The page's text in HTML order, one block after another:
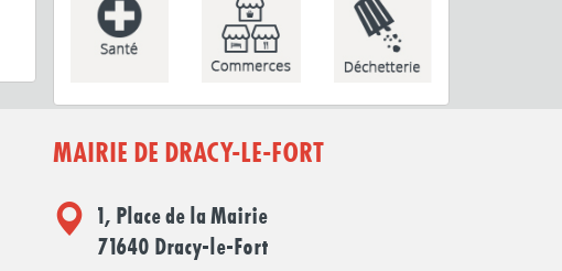
MAIRIE DE DRACY-LE-FORT
1, Place de la Mairie
71640 Dracy-le-Fort